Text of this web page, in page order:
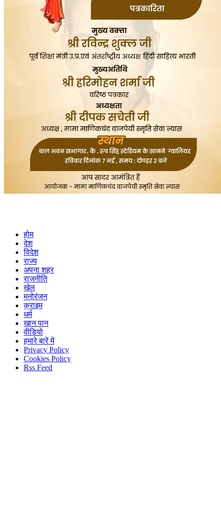
होम
देश
विदेश
राज्य
अपना शहर
राजनीति
खेल
मनोरंजन
क्राइम
धर्म
खान पान
वीडियो
हमारे बारें में
Privacy Policy
Cookies Policy
Rss Feed